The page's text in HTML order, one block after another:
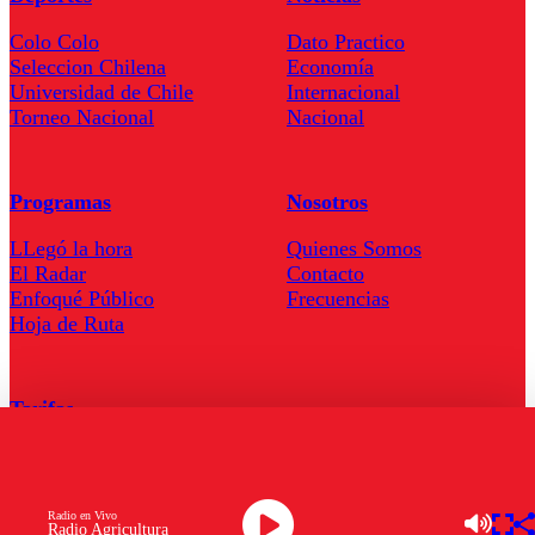
Radio Agricultura
Radio en Vivo
Colo Colo
Seleccion Chilena
Universidad de Chile
Torneo Nacional
Dato Practico
Economía
Internacional
Nacional
Programas
LLegó la hora
El Radar
Enfoqué Público
Hoja de Ruta
Nosotros
Quienes Somos
Contacto
Frecuencias
Tarifas